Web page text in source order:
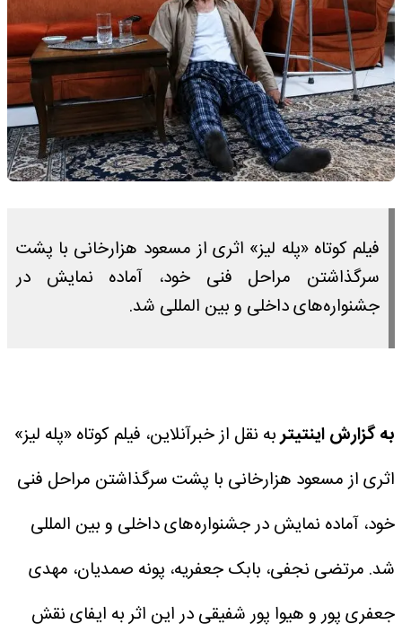
فیلم کوتاه «پله لیز» اثری از مسعود هزارخانی با پشت
سرگذاشتن مراحل فنی خود، آماده نمایش در
جشنواره‌های داخلی و بین المللی شد.
به گزارش اینتیتربه نقل از خبرآنلاین، فیلم کوتاه «پله لیز»
اثری از مسعود هزارخانی با پشت سرگذاشتن مراحل فنی
خود، آماده نمایش در جشنواره‌های داخلی و بین المللی
شد. مرتضی نجفی، بابک جعفریه، پونه صمدیان، مهدی
جعفری پور و هیوا پور شفیقی در این اثر به ایفای نقش